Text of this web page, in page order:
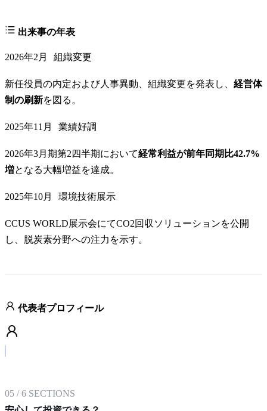
出来事の年表
2026年2月 組織変更
新任役員の内定および人事異動、組織変更を発表し、 経営体
制の刷新を図る。
2025年11月 業績好調
2026年3月期第2四半期において経常利益が前年同期比42.7%
増となる大幅増益を達成。
2025年10月 環境技術展示
CCUS WORLD展示会にてCO2回収ソリューションを公開
し、脱炭素分野への注力を示す。
代表者プロフィール
05 /6 SECTIONS